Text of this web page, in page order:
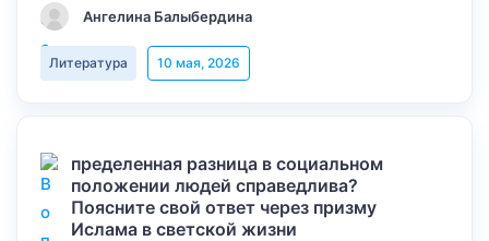
Ангелина Балыбердина
Литература 10 мая, 2026
пределенная разница в социальном
положении людей справедлива?
Поясните свой ответ через призму
Ислама в светской жизни